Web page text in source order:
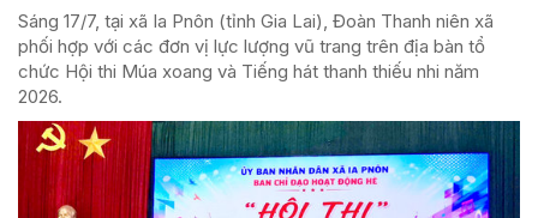
Sáng 17/7, tại xã Ia Pnôn (tỉnh Gia Lai), Đoàn Thanh niên xã
phối hợp với các đơn vị lực lượng vũ trang trên địa bàn tổ
chức Hội thi Múa xoang và Tiếng hát thanh thiếu nhi năm
2026.